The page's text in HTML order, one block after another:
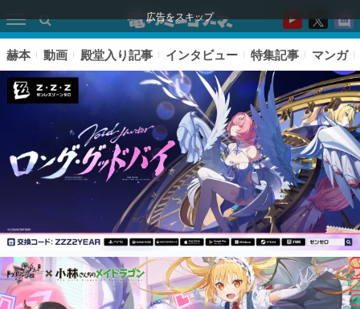
広告をスキップ
ピックアップ
赫本 動画 殿堂入り記事 インタビュー 特集記事 マンガ